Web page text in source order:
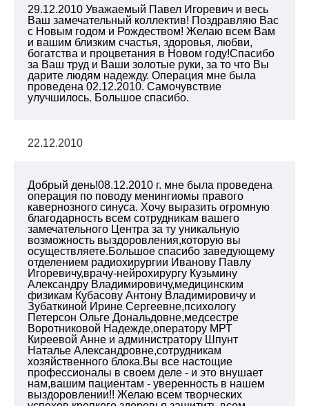
29.12.2010 Уважаемый Павел Игоревич и весь
Ваш замечательный коллектив! Поздравляю Вас
с Новым годом и Рождеством! Желаю всем Вам
и вашим близким счастья, здоровья, любви,
богатства и процветания в Новом году!Спасибо
за Ваш труд и Ваши золотые руки, за то что Вы
дарите людям надежду. Операция мне была
проведена 02.12.2010. Самочувствие
улучшилось. Большое спасибо.
22.12.2010
Добрый день!08.12.2010 г. мне была проведена
операция по поводу менингиомы правого
кавернозного синуса. Хочу выразить огромную
благодарность всем сотрудникам вашего
замечательного Центра за ту уникальную
возможность выздоровления,которую вы
осуществляете.Большое спасибо заведующему
отделением радиохирургии Иванову Павлу
Игоревичу,врачу-нейрохирургу Кузьмину
Александру Владимировичу,медицинским
физикам Кубасову Антону Владимировичу и
Зубаткиной Ирине Сергеевне,психологу
Петерсон Ольге Дональдовне,медсестре
Воротниковой Надежде,оператору МРТ
Киреевой Анне и администратору Шпунт
Наталье Александровне,сотрудникам
хозяйственного блока.Вы все настощие
профессионалы в своем деле - и это внушает
нам,вашим пациентам - уверенность в нашем
выздоровлении!! Желаю всем творческих